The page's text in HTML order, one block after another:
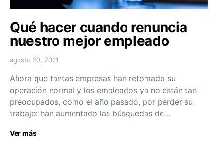
Qué hacer cuando renuncia
nuestro mejor empleado
agosto 20, 2021
Ahora que tantas empresas han retomado su
operación normal y los empleados ya no están tan
preocupados, como el año pasado, por perder su
trabajo: han aumentado las búsquedas de…
Ver más